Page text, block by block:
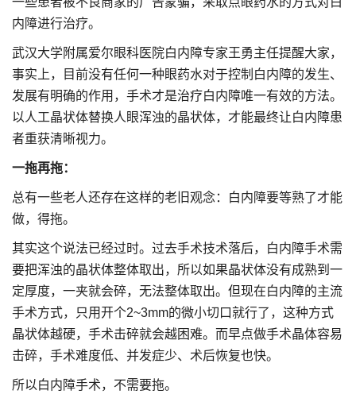
内障进行治疗。
武汉大学附属爱尔眼科医院白内障专家王勇主任提醒大家，
事实上，目前没有任何一种眼药水对于控制白内障的发生、
发展有明确的作用，手术才是治疗白内障唯一有效的方法。
以人工晶状体替换人眼浑浊的晶状体，才能最终让白内障患
者重获清晰视力。
一拖再拖：
总有一些老人还存在这样的老旧观念：白内障要等熟了才能
做，得拖。
其实这个说法已经过时。过去手术技术落后，白内障手术需
要把浑浊的晶状体整体取出，所以如果晶状体没有成熟到一
定厚度，一夹就会碎，无法整体取出。但现在白内障的主流
手术方式，只用开个2~3mm的微小切口就行了，这种方式
晶状体越硬，手术击碎就会越困难。而早点做手术晶体容易
击碎，手术难度低、并发症少、术后恢复也快。
所以白内障手术，不需要拖。